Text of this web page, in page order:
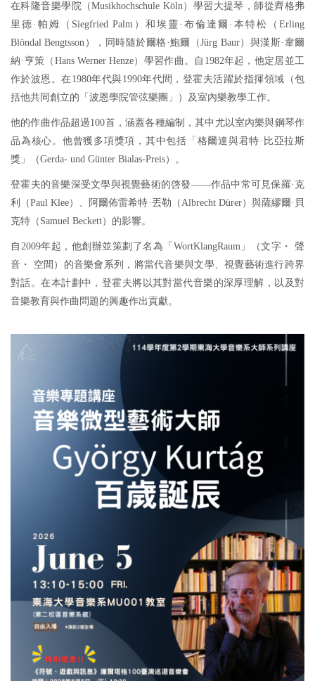
在科隆音樂學院（Musikhochschule Köln）學習大提琴，師從齊格弗
里德·帕姆（Siegfried Palm）和埃靈·布倫達爾·本特松（Erling
Blöndal Bengtsson），同時隨於爾格·鮑爾（Jürg Baur）與漢斯·韋爾
納·亨策（Hans Werner Henze）學習作曲。自1982年起，他定居並工
作於波恩。在1980年代與1990年代間，登霍夫活躍於指揮領域（包
括他共同創立的「波恩學院管弦樂團」）及室內樂教學工作。
他的作曲作品超過100首，涵蓋各種編制，其中尤以室內樂與鋼琴作
品為核心。他曾獲多項獎項，其中包括「格爾達與君特·比亞拉斯
獎」（Gerda- und Günter Bialas-Preis）。
登霍夫的音樂深受文學與視覺藝術的啓發——作品中常可見保羅·克
利（Paul Klee）、阿爾佈雷希特·丟勒（Albrecht Dürer）與薩繆爾·貝
克特（Samuel Beckett）的影響。
自2009年起，他創辦並策劃了名為「WortKlangRaum」（文字・ 聲
音・ 空間）的音樂會系列，將當代音樂與文學、視覺藝術進行跨界
對話。在本計劃中，登霍夫將以其對當代音樂的深厚理解，以及對
音樂教育與作曲問題的興趣作出貢獻。